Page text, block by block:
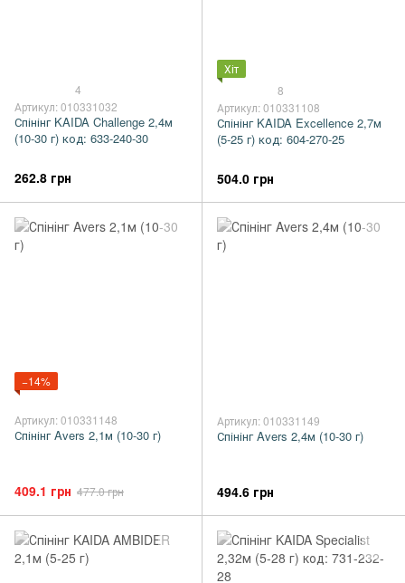
4
Артикул: 010331032
Спінінг KAIDA Challenge 2,4м
(10-30 г) код: 633-240-30
262.8 грн
Хіт
8
Артикул: 010331108
Спінінг KAIDA Excellence 2,7м
(5-25 г) код: 604-270-25
504.0 грн
−14%
Артикул: 010331148
Спінінг Avers 2,1м (10-30 г)
409.1 грн 477.0 грн
Артикул: 010331149
Спінінг Avers 2,4м (10-30 г)
494.6 грн